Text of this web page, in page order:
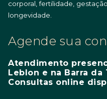
corporal, fertilidade,
longevidade.
Agende sua
Atendimento
Leblon e na Barra da
Consultas online